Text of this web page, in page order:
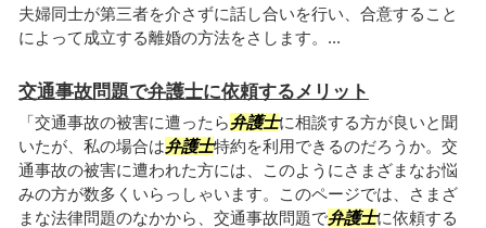
夫婦同士が第三者を介さずに話し合いを行い、合意すること
によって成立する離婚の方法をさします。...
交通事故問題で弁護士に依頼するメリット
「交通事故の被害に遭ったら弁護士に相談する方が良いと聞
いたが、私の場合は弁護士特約を利用できるのだろうか。交
通事故の被害に遭われた方には、このようにさまざまなお悩
みの方が数多くいらっしゃいます。このページでは、さまざ
まな法律問題のなかから、交通事故問題で弁護士に依頼する